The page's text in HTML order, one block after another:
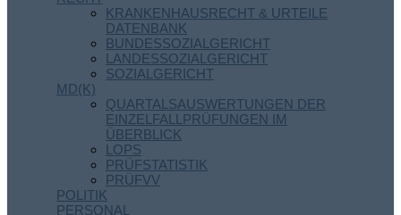
KRANKENHAUSRECHT & URTEILE
DATENBANK
BUNDESSOZIALGERICHT
LANDESSOZIALGERICHT
SOZIALGERICHT
MD(K)
QUARTALSAUSWERTUNGEN DER
EINZELFALLPRÜFUNGEN IM
ÜBERBLICK
LOPS
PRÜFSTATISTIK
PRÜFVV
POLITIK
PERSONAL